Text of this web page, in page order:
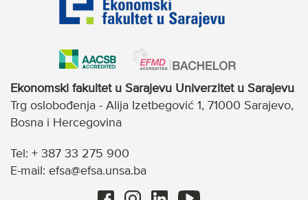
Ekonomski fakultet u Sarajevu Univerzitet u Sarajevu
Trg oslobođenja - Alija Izetbegović 1, 71000 Sarajevo,
Bosna i Hercegovina
Tel: + 387 33 275 900
E-mail: efsa@efsa.unsa.ba